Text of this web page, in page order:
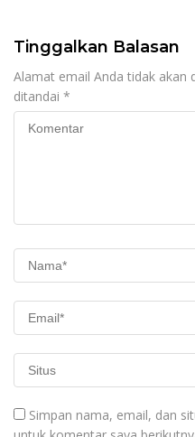
Tinggalkan Balasan
Alamat email Anda tidak akan
ditandai *
Simpan nama, email, dan